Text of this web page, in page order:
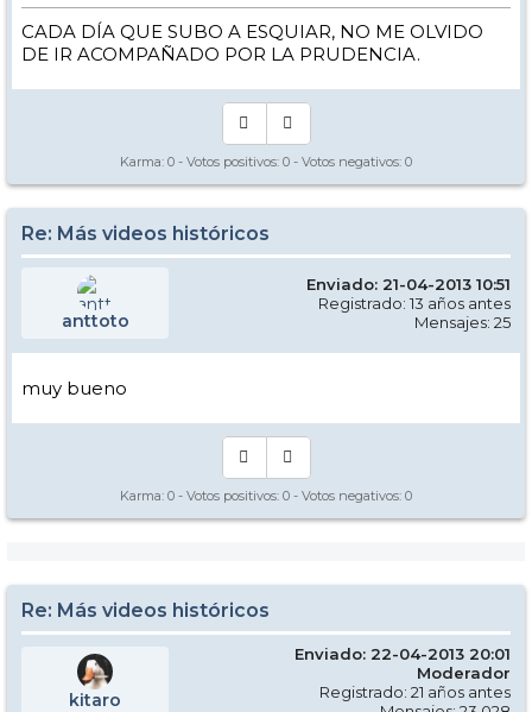
CADA DÍA QUE SUBO A ESQUIAR, NO ME OLVIDO
DE IR ACOMPAÑADO POR LA PRUDENCIA.
Karma: 0 - Votos positivos: 0 - Votos negativos: 0
Re: Más videos históricos
anttoto
Enviado: 21-04-2013 10:51
Registrado: 13 años antes
Mensajes: 25
muy bueno
Karma: 0 - Votos positivos: 0 - Votos negativos: 0
Re: Más videos históricos
kitaro
Enviado: 22-04-2013 20:01
Moderador
Registrado: 21 años antes